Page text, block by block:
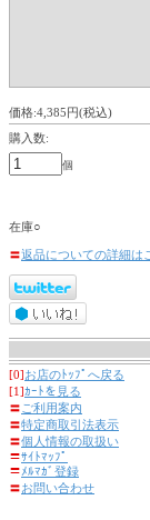
価格:4,385円(税込)
購入数:
個
在庫○
〓返品についての詳細は
[0]お店のﾄｯﾌﾟへ戻る
[1]ｶｰﾄを見る
〓 ご利用案内
〓特定商取引法表示
〓個人情報の取扱い
〓ｻｲﾄﾏｯﾌﾟ
〓ﾒﾙﾏｶﾞ登録
〓お問い合わせ